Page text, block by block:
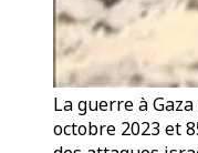
La guerre à
octobre 2023 et